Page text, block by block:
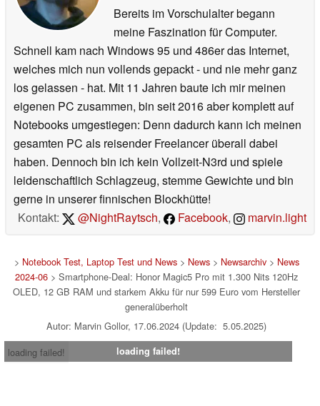
Bereits im Vorschulalter begann
meine Faszination für Computer.
Schnell kam nach Windows 95 und 486er das Internet,
welches mich nun vollends gepackt - und nie mehr ganz
los gelassen - hat. Mit 11 Jahren baute ich mir meinen
eigenen PC zusammen, bin seit 2016 aber komplett auf
Notebooks umgestiegen: Denn dadurch kann ich meinen
gesamten PC als reisender Freelancer überall dabei
haben. Dennoch bin ich kein Vollzeit-N3rd und spiele
leidenschaftlich Schlagzeug, stemme Gewichte und bin
gerne in unserer finnischen Blockhütte!
Kontakt:
@NightRaytsch, Facebook, marvin.light
> Notebook Test, Laptop Test und News> News> Newsarchiv> News
2024-06 > Smartphone-Deal: Honor Magic5 Pro mit 1.300 Nits 120Hz
OLED, 12 GB RAM und starkem Akku für nur 599 Euro vom Hersteller
generalüberholt
Autor: Marvin Gollor, 17.06.2024 (Update: 5.05.2025)
loading failed!
loading failed!